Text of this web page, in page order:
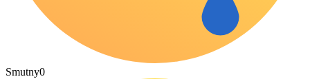
Smutny0